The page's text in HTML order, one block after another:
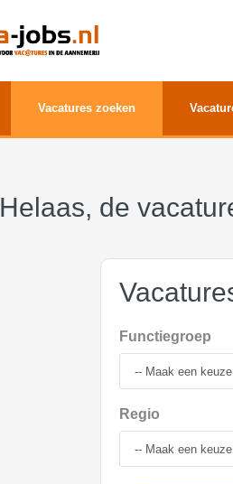
Vacatures zoeken
Helaas, de
Functiegroep
Regio